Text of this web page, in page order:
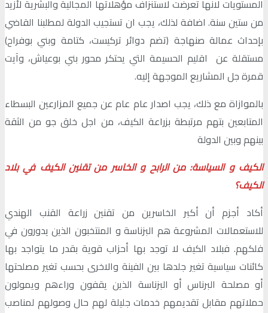
المستويات لانها تعرضت لاستنزاف مؤهلاتها المجالية والبشرية لأزيد
من ستين سنة. اضافة لذلك، يجب ان تستجيب الدولة لمطلبنا القاضي
بإحداث عمالة صنهاجة (تضم دوائر تركيست، كتامة وبني بوفراح)
مستقلة عن اقليم الحسيمة التي يحتكر محور بني بوعياش، وآيت
قمرة جل المشاريع الموجهة إليه.
بالموازاة مع ذلك، يجب اصدار عام عام عن جميع المزارعين البسطاء
المتابعين بتهم مرتبطة بزراعة الكيف، من اجل خلق جو من الثقة
بينهم وبين الدولة
الكيف و السياسة: من الرابح و الخاسر من تقنين الكيف في بلاد
الكيف؟
أكاد أجزم أن أكبر الخاسرين من تقنين زراعة القنب الهندي
للاستعمالات المشروعة هم البزناسة و المنتخبون الذين يدورون في
فلكهم. فبلاد الكيف لا توجد بها أحزاب قوية بقدر ما يتواجد بها
كائنات سياسية تغير جلدها بين الفينة والاخرى بحسب تغير مصلحتها
أو مصلحة البرناس أو البزناسة الذين يقفون وراءهم ويمولون
حملاتهم مقابل تقديمهم خدمات جليلة لهم حال وصولهم لمناصب